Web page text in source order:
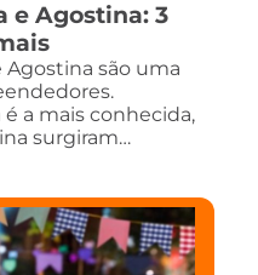
e Agostina: 3
Agostina são uma
a mais conhecida,
surgiram…